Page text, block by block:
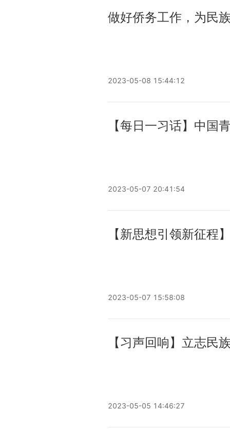
做好侨务工作，为民
2023-05-08 15:44:12
【每日一习话】中国
2023-05-07 20:41:54
【新思想引领新征程
2023-05-07 15:58:08
【习声回响】立志民
2023-05-05 14:46:27